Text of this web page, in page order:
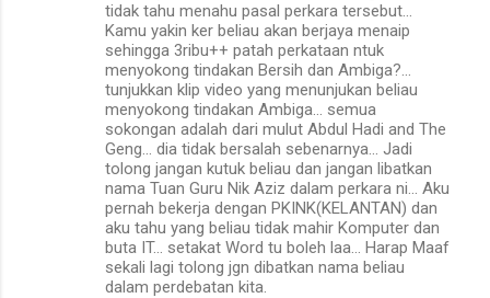
tidak tahu menahu pasal perkara tersebut...
Kamu yakin ker beliau akan berjaya menaip
sehingga 3ribu++ patah perkataan ntuk
menyokong tindakan Bersih dan Ambiga?...
tunjukkan klip video yang menunjukan beliau
menyokong tindakan Ambiga... semua
sokongan adalah dari mulut Abdul Hadi and The
Geng... dia tidak bersalah sebenarnya... Jadi
tolong jangan kutuk beliau dan jangan libatkan
nama Tuan Guru Nik Aziz dalam perkara ni... Aku
pernah bekerja dengan PKINK(KELANTAN) dan
aku tahu yang beliau tidak mahir Komputer dan
buta IT... setakat Word tu boleh laa... Harap Maaf
sekali lagi tolong jgn dibatkan nama beliau
dalam perdebatan kita.